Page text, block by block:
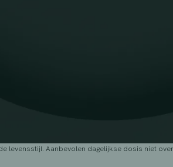
levensstijl. Aanbevolen dagelijkse dosis niet